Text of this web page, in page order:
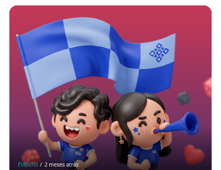
EVENTO 2 meses atrás